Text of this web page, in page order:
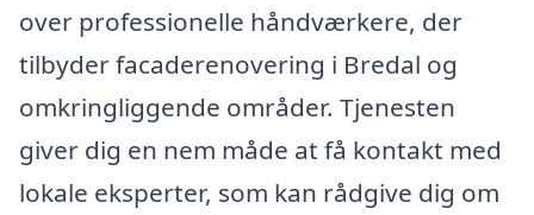
over professionelle håndværkere, der
tilbyder facaderenovering i Bredal og
omkringliggende områder. Tjenesten
giver dig en nem måde at få kontakt med
lokale eksperter, som kan rådgive dig om